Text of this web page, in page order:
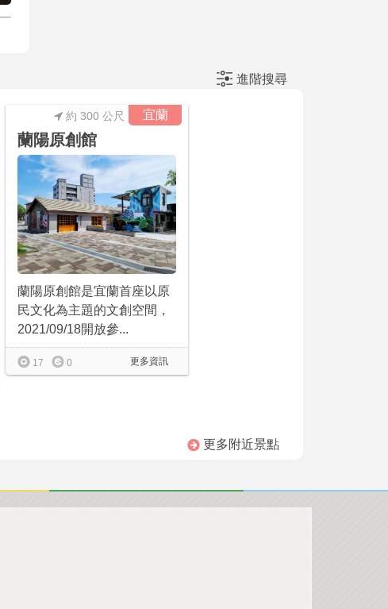
進階搜尋
宜蘭
約 300 公尺
蘭陽原創館
蘭陽原創館是宜蘭首座以原
民文化為主題的文創空間，
2021/09/18開放參...
更多資訊
17 0
更多附近景點